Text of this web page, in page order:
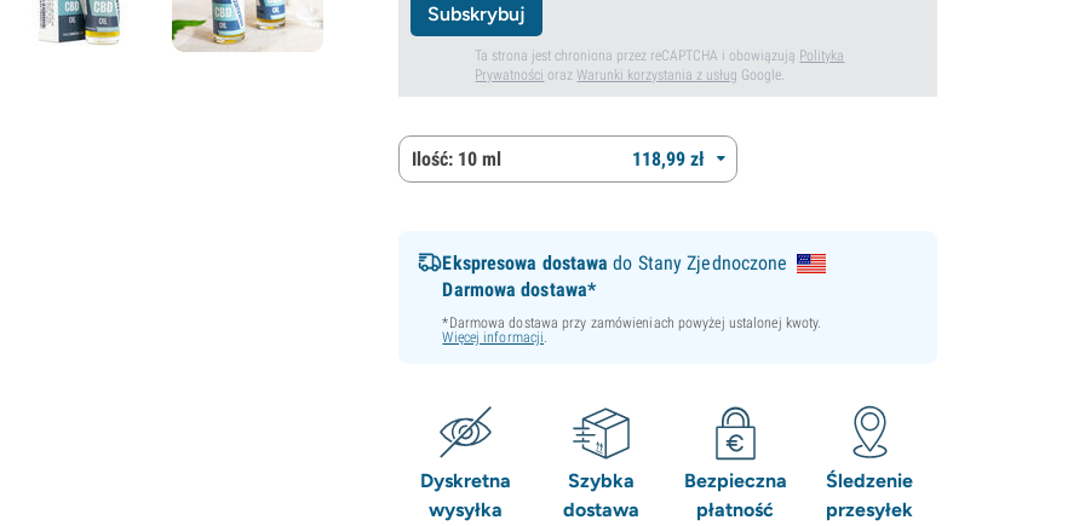
Subskrybuj
Ta strona jest chroniona przez reCAPTCHA i obowiązują Polityka
Prywatności orazWarunki korzystania z usług Google.
Ilość: 10 ml 118,99 zł
Ekspresowa dostawa do Stany Zjednoczone
Darmowa dostawa*
*Darmowa dostawa przy zamówieniach powyżej ustalonej kwoty.
Więcej informacji
Dyskretna
wysyłka
Szybka
dostawa
Bezpieczna
płatność
Śledzenie
przesyłek